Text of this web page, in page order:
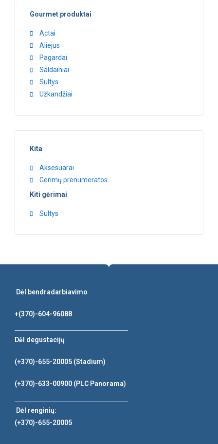
Gourmet produktai
Actai
Aliejus
Pagardai
Saldainiai
Sultys
Užkandžiai
Kita
Aksesuarai
Gerimų prenumeratos
Kiti gėrimai
Sultys
Dėl bendradarbiavimo
+(370)-604-96088
Dėl degustacijų
(+370)-655-20005 (Stadium)
(+370)-633-00900 (PLC Panorama)
Dėl renginių:
(+370)-655-20005